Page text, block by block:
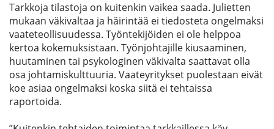
Tarkkoja tilastoja on kuitenkin vaikea saada. Julietten
mukaan väkivaltaa ja häirintää ei tiedosteta ongelmaksi
vaateteollisuudessa. Työntekijöiden ei ole helppoa
kertoa kokemuksistaan. Työnjohtajille kiusaaminen,
huutaminen tai psykologinen väkivalta saattavat olla
osa johtamiskulttuuria. Vaateyritykset puolestaan eivät
koe asiaa ongelmaksi koska siitä ei tehtaissa
raportoida.